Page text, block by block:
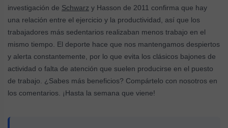
investigación de Schwarz y Hasson de 2011 confirma que hay
una relación entre el ejercicio y la productividad, así que los
trabajadores más sedentarios realizaban menos trabajo en el
mismo tiempo. El deporte hace que nos mantengamos despiertos
y alerta constantemente, por lo que evita los clásicos bajones de
actividad o falta de atención que suelen producirse en el puesto
de trabajo. ¿Sabes más beneficios? Compártelo con nosotros en
los comentarios. ¡Hasta la semana que viene!